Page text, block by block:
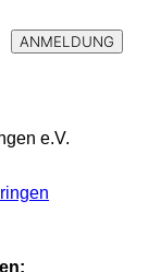
e.V.